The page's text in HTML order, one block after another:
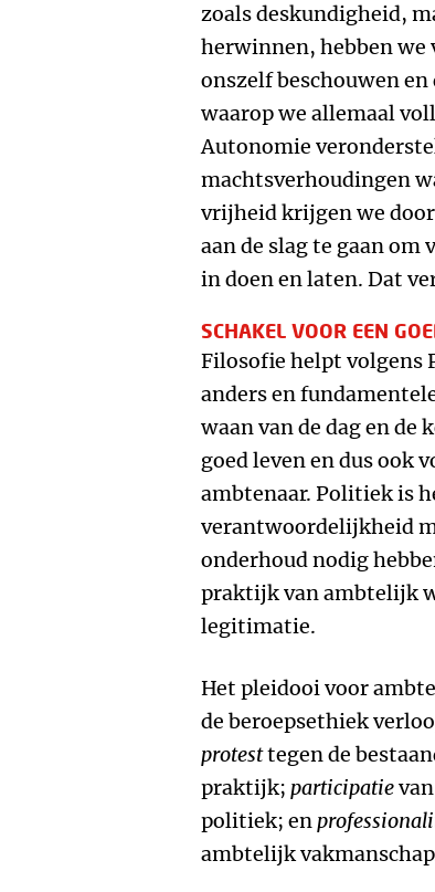
zoals deskundigheid,
herwinnen, hebben
onszelf beschouwen en
waarop we allemaal
Autonomie
machtsverhoudingen
vrijheid krijgen we
aan de slag te gaan
in doen en laten. Dat
SCHAKEL VOOR EEN
Filosofie helpt volgens
anders en
waan van de dag en de
goed leven en dus ook
ambtenaar. Politiek is
verantwoordelijkheid
onderhoud nodig
praktijk van ambtelijk
legitimatie.
Het pleidooi voor
de beroepsethiek
protesttegen de
praktijk; participatie
politiek; en
ambtelijk